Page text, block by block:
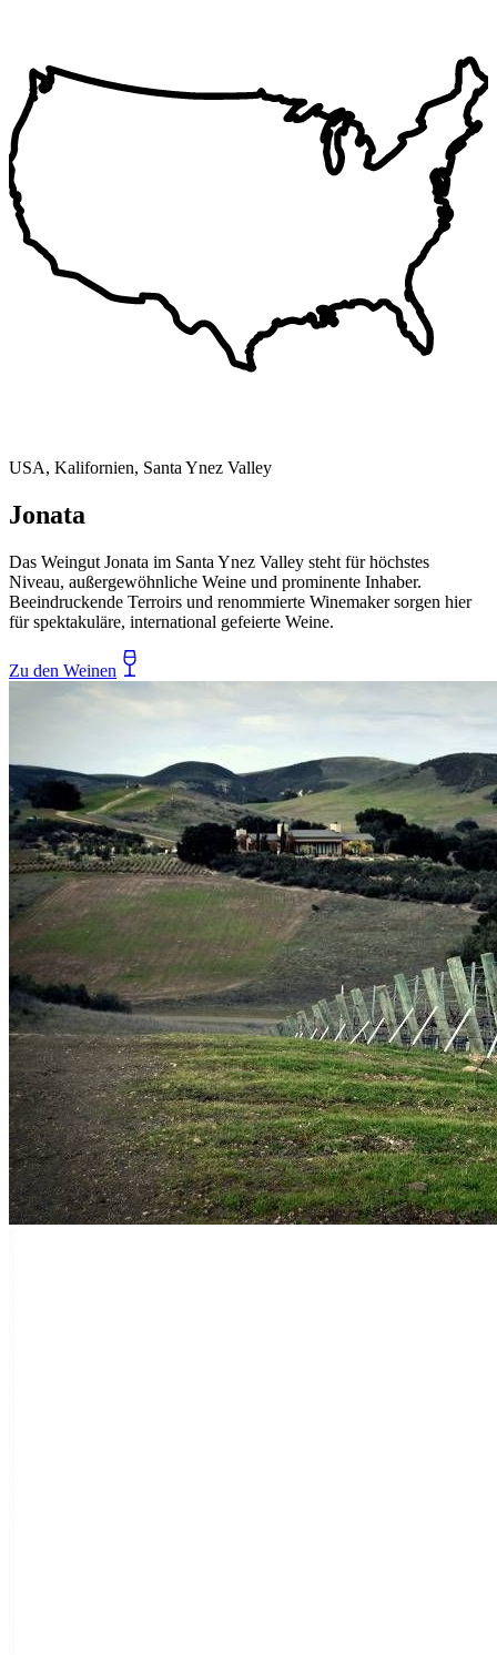
USA, Kalifornien, Santa Ynez Valley
Jonata
Das Weingut Jonata im Santa Ynez Valley steht für höchstes
Niveau, außergewöhnliche Weine und prominente Inhaber.
Beeindruckende Terroirs und renommierte Winemaker sorgen hier
für spektakuläre, international gefeierte Weine.
Zu den Weinen